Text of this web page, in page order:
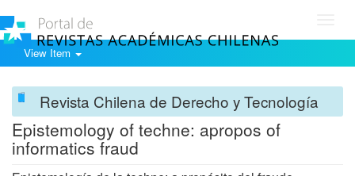
View Item
Revista Chilena de Derecho y Tecnología
Epistemology of techne: apropos of
informatics fraud